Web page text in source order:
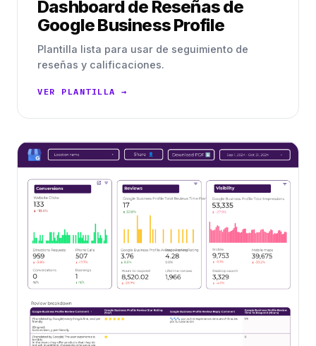
Dashboard de Reseñas de
Google Business Profile
Plantilla lista para usar de seguimiento de
reseñas y calificaciones.
VER PLANTILLA →